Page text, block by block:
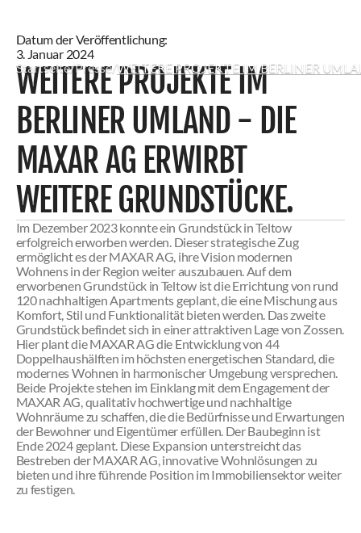
Startseite/Presse/WEITERE PROJEKTE IM BERLINER
Datum der Veröffentlichung:
3. Januar 2024
WEITERE PROJEKTE IM
BERLINER UMLAND - DIE
MAXAR AG ERWIRBT
WEITERE GRUNDSTÜCKE.
Im Dezember 2023 konnte ein Grundstück in Teltow
erfolgreich erworben werden. Dieser strategische Zug
ermöglicht es der MAXAR AG, ihre Vision modernen
Wohnens in der Region weiter auszubauen. Auf dem
erworbenen Grundstück in Teltow ist die Errichtung von rund
120 nachhaltigen Apartments geplant, die eine Mischung aus
Komfort, Stil und Funktionalität bieten werden. Das zweite
Grundstück befindet sich in einer attraktiven Lage von Zossen.
Hier plant die MAXAR AG die Entwicklung von 44
Doppelhaushälften im höchsten energetischen Standard, die
modernes Wohnen in harmonischer Umgebung versprechen.
Beide Projekte stehen im Einklang mit dem Engagement der
MAXAR AG, qualitativ hochwertige und nachhaltige
Wohnräume zu schaffen, die die Bedürfnisse und Erwartungen
der Bewohner und Eigentümer erfüllen. Der Baubeginn ist
Ende 2024 geplant. Diese Expansion unterstreicht das
Bestreben der MAXAR AG, innovative Wohnlösungen zu
bieten und ihre führende Position im Immobiliensektor weiter
zu festigen.